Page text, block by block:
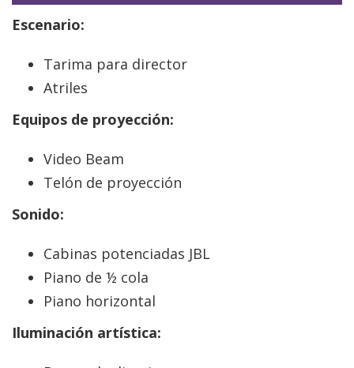
Escenario:
Tarima para director
Atriles
Equipos de proyección:
Video Beam
Telón de proyección
Sonido:
Cabinas potenciadas JBL
Piano de ½ cola
Piano horizontal
Iluminación artística: